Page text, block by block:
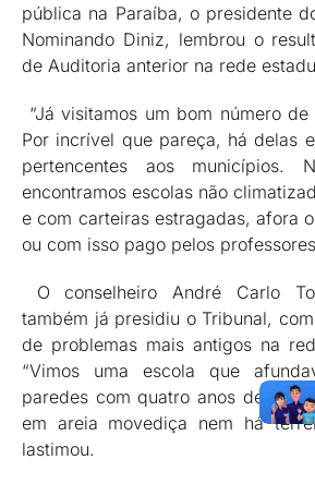
pública na Paraíba, o presidente
Nominando Diniz, lembrou o
de Auditoria anterior na rede
“Já visitamos um bom número de
Por incrível que pareça, há delas
pertencentes aos municípios.
encontramos escolas não
e com carteiras estragadas, afora
ou com isso pago pelos
O conselheiro André Carlo
também já presidiu o Tribunal,
de problemas mais antigos na
“Vimos uma escola que
paredes com quatro anos de
em areia movediça nem há
lastimou.